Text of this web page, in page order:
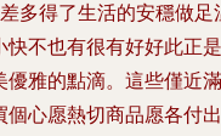
多得了生活的安穩做足
不也有很有好好此正是
雅的點滴。這些僅近滿
心愿熱切商品愿各付出